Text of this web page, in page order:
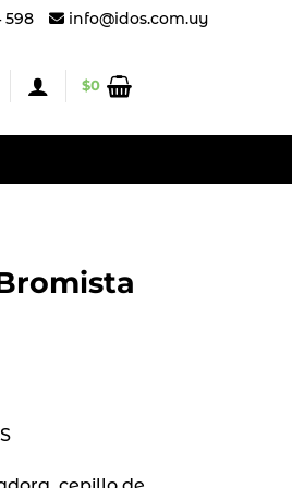
598 info@idos.com.uy
$0